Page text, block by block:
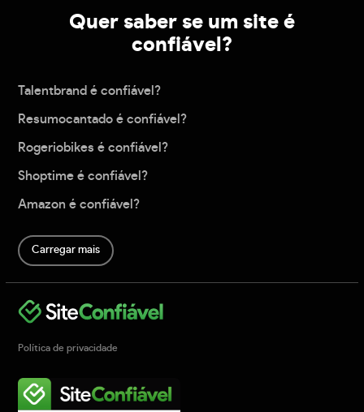
Quer saber se um site é
confiável?
Talentbrand é confiável?
Resumocantado é confiável?
Rogeriobikes é confiável?
Shoptime é confiável?
Amazon é confiável?
Carregar mais
Política de privacidade